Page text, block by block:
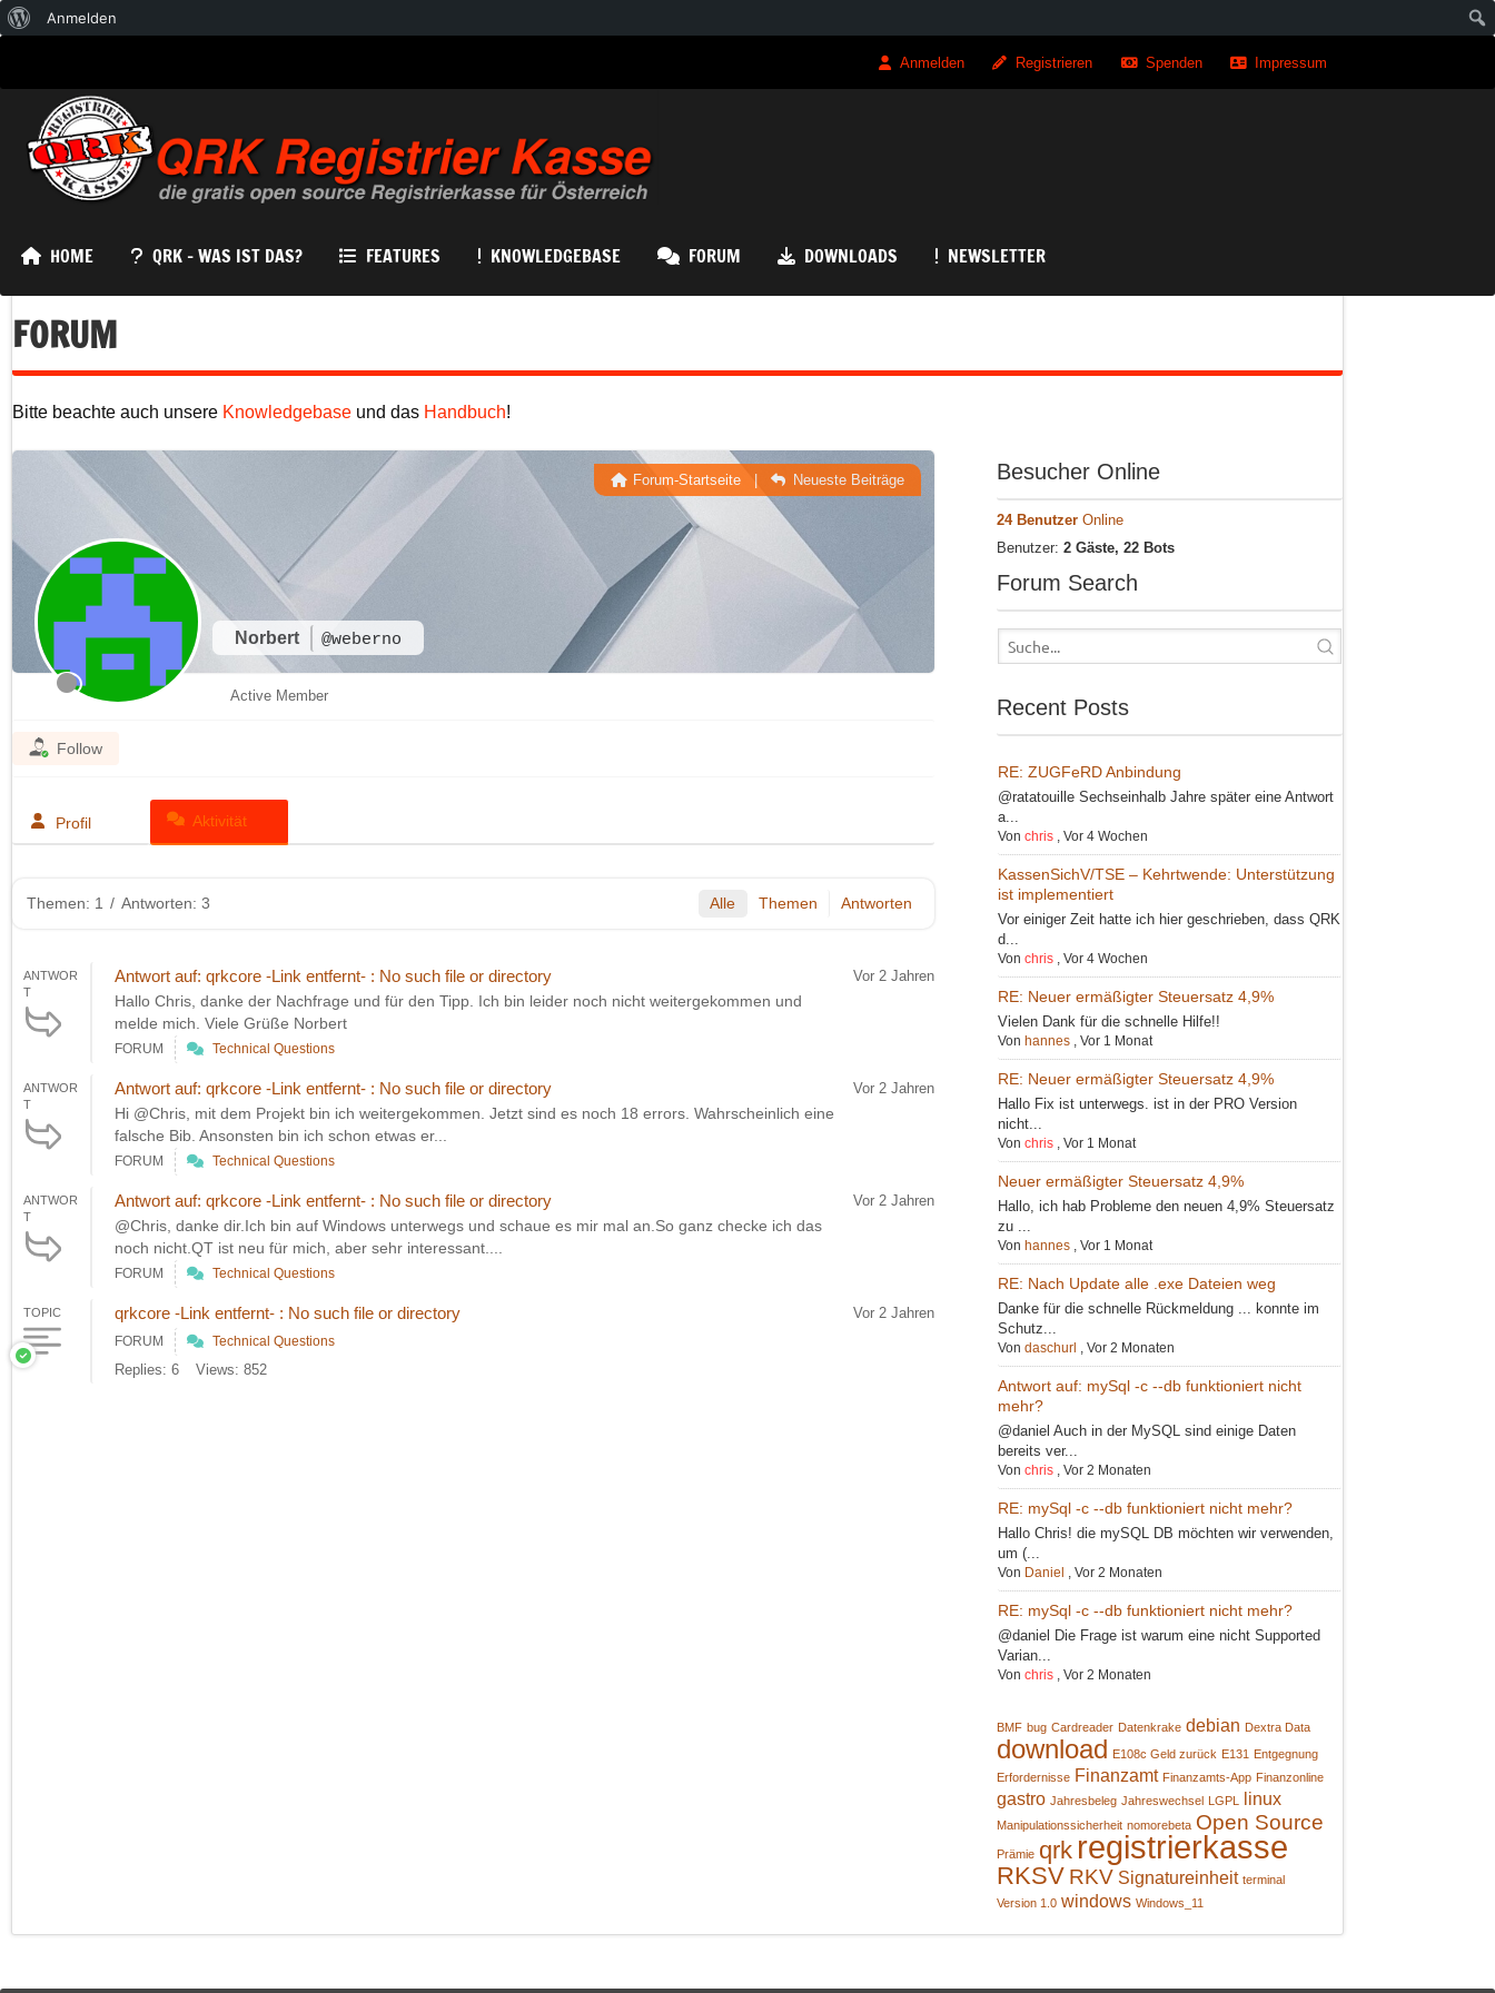
Anmelden Registrieren Spenden Impressum
QRK Registrierkasse
HOME QRK – WAS IST DAS? FEATURES KNOWLEDGEBASE FORUM DOWNLOADS NEWSLETTER
FORUM
Bitte beachte auch unsere Knowledgebase und das Handbuch!
Norbert @weberno
Forum-Startseite | Neueste Beiträge
Active Member
Follow
Profil Aktivität
Themen: 1 / Antworten: 3 Alle Themen Antworten
ANTWOR
T
Antwort auf: qrkcore -Link entfernt- : No such file or directory
Hallo Chris, danke der Nachfrage und für den Tipp. Ich bin leider noch nicht weitergekommen und
melde mich. Viele Grüße Norbert
Vor 2 Jahren
FORUM Technical Questions
ANTWOR
T
Antwort auf: qrkcore -Link entfernt- : No such file or directory
Hi @Chris, mit dem Projekt bin ich weitergekommen. Jetzt sind es noch 18 errors. Wahrscheinlich eine
falsche Bib. Ansonsten bin ich schon etwas er...
Vor 2 Jahren
FORUM Technical Questions
ANTWOR
T
Antwort auf: qrkcore -Link entfernt- : No such file or directory
@Chris, danke dir.Ich bin auf Windows unterwegs und schaue es mir mal an.So ganz checke ich das
noch nicht.QT ist neu für mich, aber sehr interessant....
Vor 2 Jahren
FORUM Technical Questions
TOPIC qrkcore -Link entfernt- : No such file or directory Vor 2 Jahren
FORUM Technical Questions
Replies: 6 Views: 852
Besucher Online
24 Benutzer Online
Benutzer:2 Gäste, 22 Bots
Forum Search
Recent Posts
RE: ZUGFeRD Anbindung
@ratatouille Sechseinhalb Jahre später eine Antwort
a...
Vonchris ,Vor 4 Wochen
KassenSichV/TSE – Kehrtwende: Unterstützung
ist implementiert
Vor einiger Zeit hatte ich hier geschrieben, dass QRK
d...
Vonchris ,Vor 4 Wochen
RE: Neuer ermäßigter Steuersatz 4,9%
Vielen Dank für die schnelle Hilfe!!
Von hannes ,Vor 1 Monat
RE: Neuer ermäßigter Steuersatz 4,9%
Hallo Fix ist unterwegs. ist in der PRO Version
nicht...
Vonchris ,Vor 1 Monat
Neuer ermäßigter Steuersatz 4,9%
Hallo, ich hab Probleme den neuen 4,9% Steuersatz
zu ...
Von hannes ,Vor 1 Monat
RE: Nach Update alle .exe Dateien weg
Danke für die schnelle Rückmeldung ... konnte im
Schutz...
Vondaschurl ,Vor 2 Monaten
Antwort auf: mySql -c --db funktioniert nicht
mehr?
@daniel Auch in der MySQL sind einige Daten
bereits ver...
Vonchris ,Vor 2 Monaten
RE: mySql -c --db funktioniert nicht mehr?
Hallo Chris! die mySQL DB möchten wir verwenden,
um (...
Von Daniel ,Vor 2 Monaten
RE: mySql -c --db funktioniert nicht mehr?
@daniel Die Frage ist warum eine nicht Supported
Varian...
Vonchris ,Vor 2 Monaten
BMF bug Cardreader Datenkrake debian Dextra Data
download E108c Geld zurück E131 Entgegnung
Erfordernisse Finanzamt Finanzamts-App Finanzonline
gastro Jahresbeleg Jahreswechsel LGPL linux
Manipulationssicherheit nomorebeta Open Source
Prämie qrk registrierkasse
RKSV RKV Signatureinheit terminal
Version 1.0 windows Windows_11
Über
Anmelden